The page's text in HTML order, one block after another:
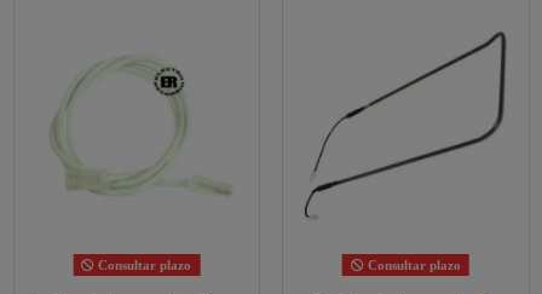
Consultar plazo Consultar plazo